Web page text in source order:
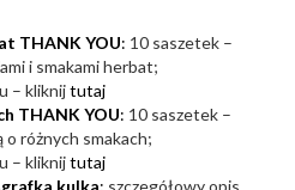
THANK YOU: 10 saszetek –
i smakami herbat;
– kliknijtutaj
THANK YOU: 10 saszetek –
o różnych smakach;
– kliknijtutaj